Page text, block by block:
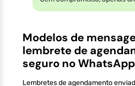
Modelos de
lembrete de
seguro no WhatsApp
Lembretes de agendamento